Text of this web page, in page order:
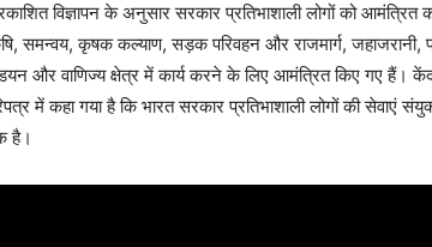
विज्ञापन के अनुसार सरकार प्रतिभाशाली लोगों को
समन्वय, कृषक कल्याण, सड़क परिवहन और राजमार्ग, जहाजरानी,
और वाणिज्य क्षेत्र में कार्य करने के लिए आमंत्रित किए गए हैं।
में कहा गया है कि भारत सरकार प्रतिभाशाली लोगों की सेवाएं
है।